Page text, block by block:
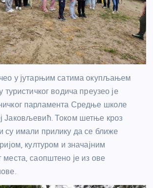
у јутарњим сатима окупљањем
туристичког водича преузео је
парламента Средње школе
Јаковљевић. Током шетње кроз
су имали прилику да се ближе
културом и значајним
места, саопштено је из ове